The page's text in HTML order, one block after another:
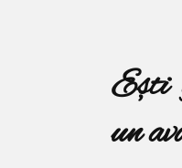
Ești
un